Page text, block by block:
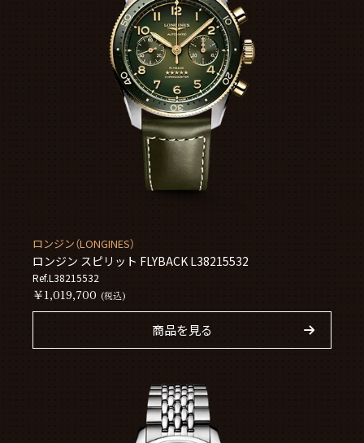
ロンジン（LONGINES）
ロンジン スピリット FLYBACK L38215532
Ref.L38215532
￥1,019,700 (税込)
商品を見る